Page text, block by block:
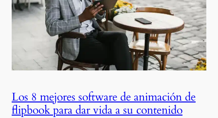
Los 8 mejores software de animación de
flipbook para dar vida a su contenido